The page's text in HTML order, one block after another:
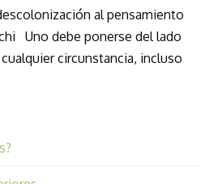
al pensamiento
Uno debe ponerse del lado
circunstancia, incluso